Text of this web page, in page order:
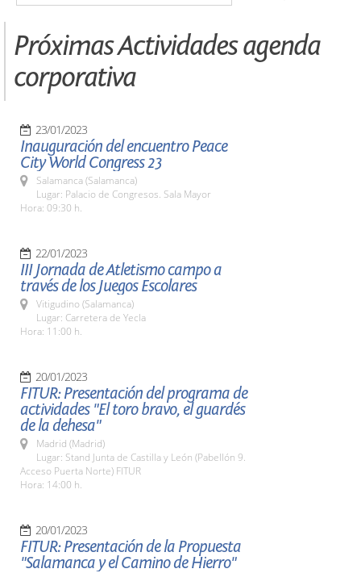
Próximas Actividades agenda
corporativa
23/01/2023
Inauguración del encuentro Peace
City World Congress 23
Salamanca (Salamanca)
Lugar: Palacio de Congresos. Sala Mayor
Hora: 09:30 h.
22/01/2023
III Jornada de Atletismo campo a
través de los Juegos Escolares
Vitigudino (Salamanca)
Lugar: Carretera de Yecla
Hora: 11:00 h.
20/01/2023
FITUR: Presentación del programa de
actividades "El toro bravo, el guardés
de la dehesa"
Madrid (Madrid)
Lugar: Stand Junta de Castilla y León (Pabellón 9.
Acceso Puerta Norte) FITUR
Hora: 14:00 h.
20/01/2023
FITUR: Presentación de la Propuesta
"Salamanca y el Camino de Hierro"